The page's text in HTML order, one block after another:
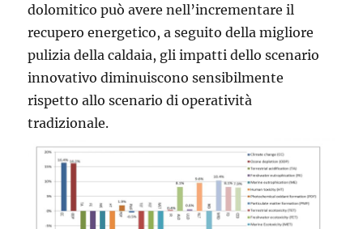
dolomitico può avere nell’incrementare il
recupero energetico, a seguito della migliore
pulizia della caldaia, gli impatti dello scenario
innovativo diminuiscono sensibilmente
rispetto allo scenario di operatività
tradizionale.